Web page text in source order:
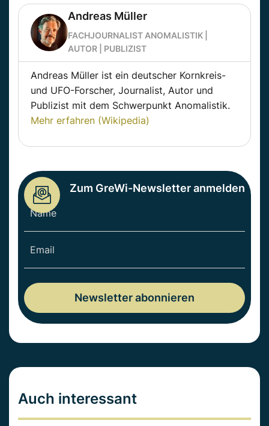
Andreas Müller
FACHJOURNALIST ANOMALISTIK |
AUTOR | PUBLIZIST
Andreas Müller ist ein deutscher Kornkreis-
und UFO-Forscher, Journalist, Autor und
Publizist mit dem Schwerpunkt Anomalistik.
Mehr erfahren (Wikipedia)
Zum GreWi-Newsletter anmelden
Auch interessant